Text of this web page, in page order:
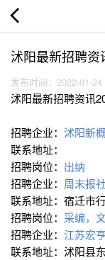
沭阳最新招聘
发布时间：2022-01-
沭阳最新招聘资讯
招聘企业： 沭阳新
联系地址：
招聘岗位： 出纳
招聘企业： 周末报
联系地址：宿迁市
招聘岗位： 采编，
招聘企业： 江苏宏
联系地址：沭阳县